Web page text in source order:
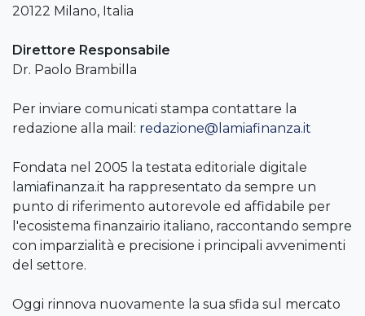
20122 Milano, Italia
Direttore Responsabile
Dr. Paolo Brambilla
Per inviare comunicati stampa contattare la
redazione alla mail: redazione@lamiafinanza.it
Fondata nel 2005 la testata editoriale digitale
lamiafinanza.it ha rappresentato da sempre un
punto di riferimento autorevole ed affidabile per
l'ecosistema finanzairio italiano, raccontando sempre
con imparzialità e precisione i principali avvenimenti
del settore.
Oggi rinnova nuovamente la sua sfida sul mercato